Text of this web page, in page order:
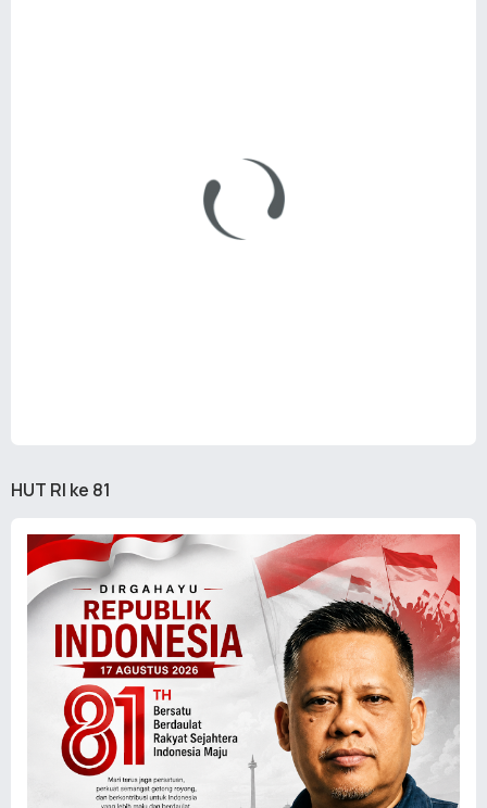
HUT RI ke 81